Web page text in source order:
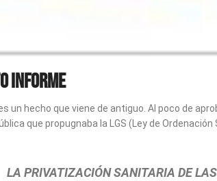
INFORME
un hecho que viene de antiguo. Al poco de
que propugnaba la LGS (Ley de
LA PRIVATIZACIÓN SANITARIA DE